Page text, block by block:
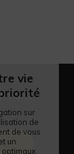
vie
sur
de
de vous
un